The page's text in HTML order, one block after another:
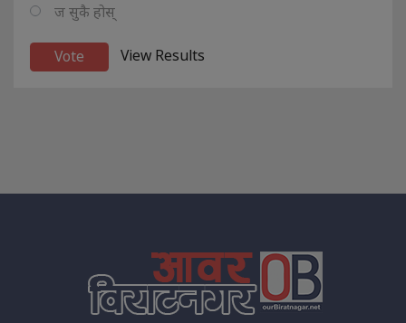
ज सुकै होस्
View Results